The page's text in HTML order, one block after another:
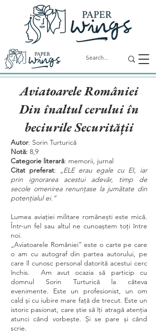
Aviatoarele României
Din înaltul cerului în
beciurile Securității
Autor: Sorin Turturică
Notă: 8,9
Categorie literară: memorii, jurnal
Citat preferat:
„ELE erau egale cu EI, iar
prin ignorarea acestui adevăr, timp de
secole omenirea renunțase la jumătate din
potențialul ei.”
Lumea aviației militare românești este mică.
Într-un fel sau altul ne cunoaștem toți între
noi.
„Aviatoarele României” este o carte pe care
o am cu autograf din partea autorului, pe
care îl cunosc personal datorită acestui cerc
închis. Am avut ocazia să particip cu
domnul Sorin Turturică la câteva
evenimente. Este un profesionist, un om
cald și cu iubire mare față de trecut. Este un
istoric pasionat, care știe să îți atragă atenția
atunci când vorbește. Și se pare și când
scrie.